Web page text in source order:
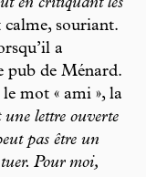
en critiquant les
calme, souriant.
a
pub de Ménard.
mot « ami », la
une lettre ouverte
pas être un
Pour moi,